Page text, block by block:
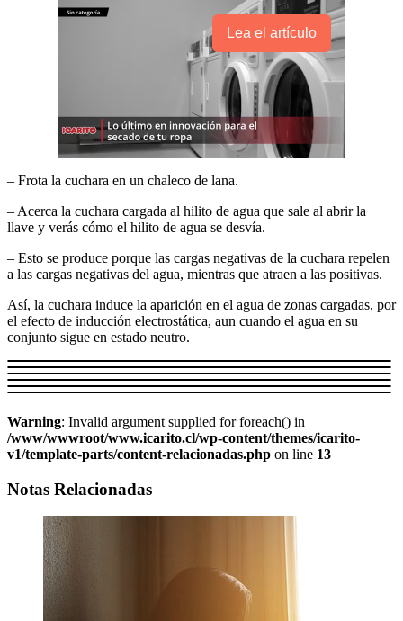
Lea el artículo
– Frota la cuchara en un chaleco de lana.
– Acerca la cuchara cargada al hilito de agua que sale al abrir la
llave y verás cómo el hilito de agua se desvía.
– Esto se produce porque las cargas negativas de la cuchara repelen
a las cargas negativas del agua, mientras que atraen a las positivas.
Así, la cuchara induce la aparición en el agua de zonas cargadas, por
el efecto de inducción electrostática, aun cuando el agua en su
conjunto sigue en estado neutro.
Warning: Invalid argument supplied for foreach() in
/www/wwwroot/www.icarito.cl/wp-content/themes/icarito-
v1/template-parts/content-relacionadas.php on line 13
Notas Relacionadas